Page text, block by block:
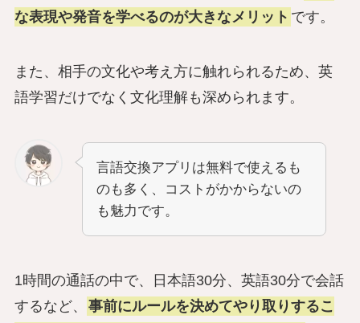
な表現や発音を学べるのが大きなメリット です。
また、相手の文化や考え方に触れられるため、英
語学習だけでなく文化理解も深められます。
言語交換アプリは無料で使えるも
のも多く、コストがかからないの
も魅力です。
1時間の通話の中で、日本語30分、英語30分で会話
するなど、
事前にルールを決めてやり取りするこ